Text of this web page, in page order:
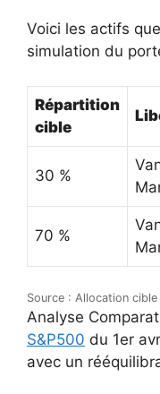
Voici les actifs
simulation du
Répartition
cible
30 %
70 %
Source : Allocation
Analyse
S&P500 du 1er
avec un